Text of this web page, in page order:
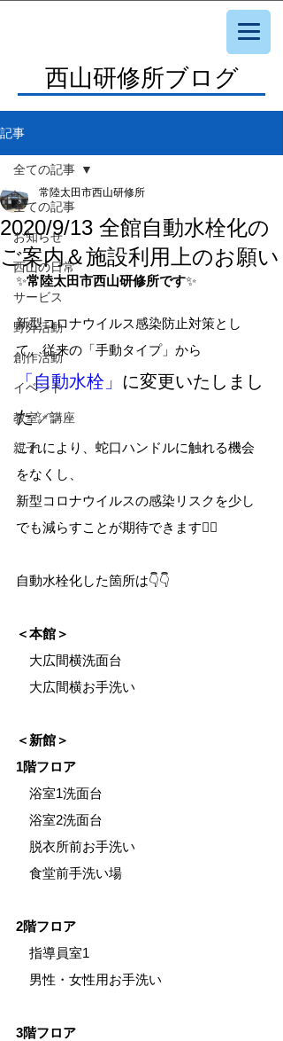
西山研修所ブログ
記事
全ての記事
お知らせ
西山の日常
サービス
野外活動
創作活動
イベント
教室／講座
親子
全ての記事
2020/9/13 全館自動水栓化の
ご案内＆施設利用上のお願い
常陸太田市西山研修所
✨常陸太田市西山研修所です✨
新型コロナウイルス感染防止対策とし
て、従来の「手動タイプ」から
「自動水栓」 に変更いたしまし
た✨✨
これにより、蛇口ハンドルに触れる機会
をなくし、
新型コロナウイルスの感染リスクを少し
でも減らすことが期待できます🙆‍♂️
自動水栓化した箇所は👇👇
＜本館＞
大広間横洗面台
大広間横お手洗い
＜新館＞
1階フロア
浴室1洗面台
浴室2洗面台
脱衣所前お手洗い
食堂前手洗い場
2階フロア
指導員室1
男性・女性用お手洗い
3階フロア